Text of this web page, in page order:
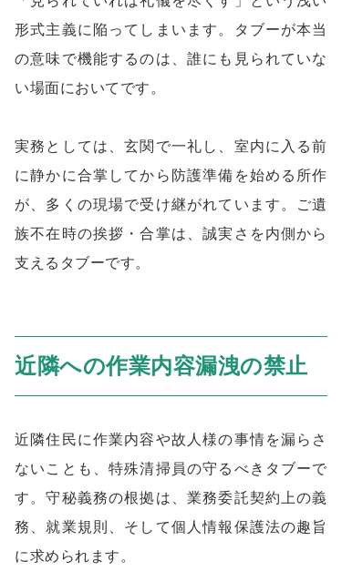
形式主義に陥ってしまいます。タブーが本当
の意味で機能するのは、誰にも見られていな
い場面においてです。
実務としては、玄関で一礼し、室内に入る前
に静かに合掌してから防護準備を始める所作
が、多くの現場で受け継がれています。ご遺
族不在時の挨拶・合掌は、誠実さを内側から
支えるタブーです。
近隣への作業内容漏洩の禁止
近隣住民に作業内容や故人様の事情を漏らさ
ないことも、特殊清掃員の守るべきタブーで
す。守秘義務の根拠は、業務委託契約上の義
務、就業規則、そして個人情報保護法の趣旨
に求められます。